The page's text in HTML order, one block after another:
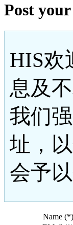
Post
HIS欢
息及
我们
址，
会予以
Name (*)